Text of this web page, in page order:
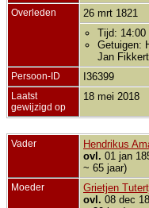
Overleden 26 mrt 1821
Tijd: 14:00
Getuigen:
Jan
Persoon-ID I36399
Laatst
gewijzigd op
18 mei 2018
Vader Hendrikus
ovl. 01 jan
~ 65 jaar)
Moeder Grietjen
ovl. 08 dec